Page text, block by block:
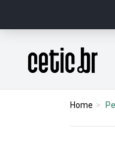
Página inicial
Home